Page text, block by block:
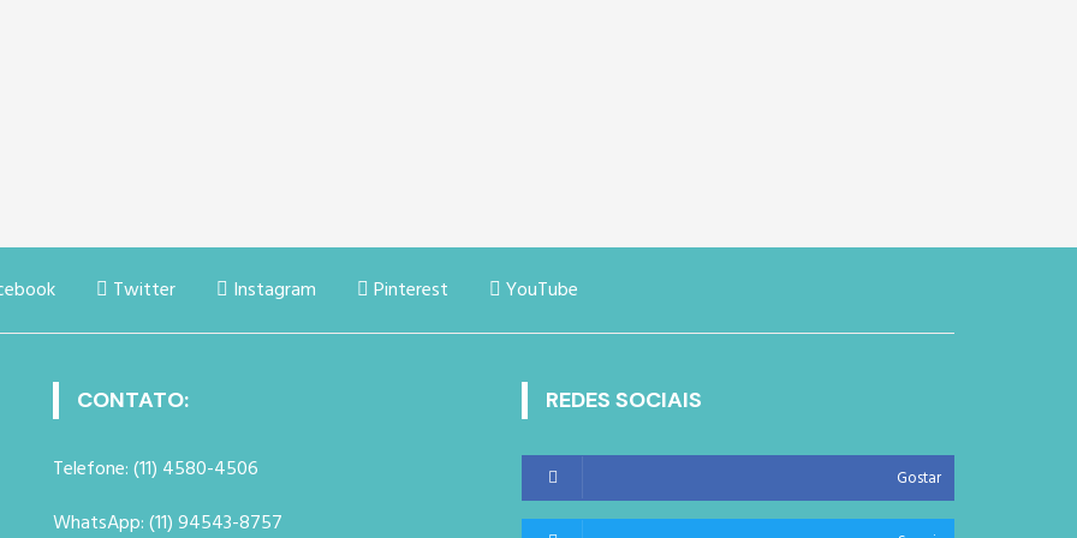
Twitter Instagram Pinterest YouTube
CONTATO:
Telefone: (11) 4580-4506
WhatsApp: (11) 94543-8757
REDES SOCIAIS
Gostar